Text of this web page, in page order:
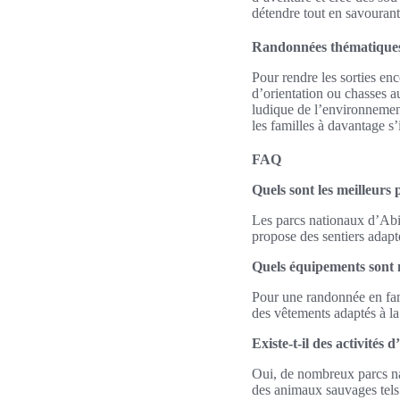
détendre tout en
Randonnées
Pour rendre les sorties
d’orientation ou chasses
ludique de
les familles à davantage
FAQ
Quels sont les meilleurs
Les parcs nationaux
propose des sentiers
Quels équipements
Pour une randonnée en
des vêtements adaptés à
Existe-t-il des activités
Oui, de nombreux parcs
des animaux sauvages